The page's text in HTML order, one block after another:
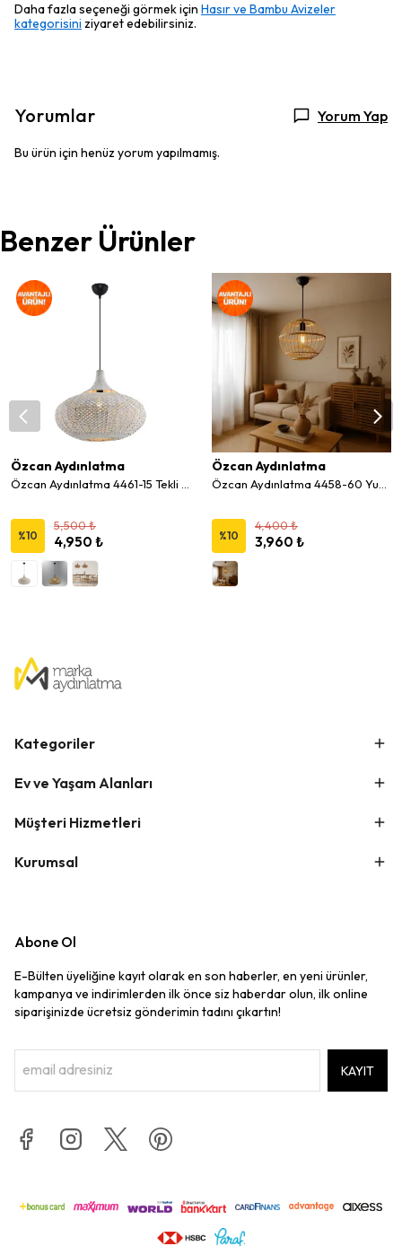
Daha fazla seçeneği görmek için Hasır ve Bambu Avizeler
kategorisini ziyaret edebilirsiniz.
Yorumlar Yorum Yap
Bu ürün için henüz yorum yapılmamış.
Benzer Ürünler
Özcan Aydınlatma
%10
5,500 ₺
4,950 ₺
Özcan Aydınlatma
%10
4,400 ₺
3,960 ₺
Kategoriler
Ev ve Yaşam Alanları
Müşteri Hizmetleri
Kurumsal
Abone Ol
E-Bülten üyeliğine kayıt olarak en son haberler, en yeni ürünler,
kampanya ve indirimlerden ilk önce siz haberdar olun, ilk online
siparişinizde ücretsiz gönderimin tadını çıkartın!
KAYIT